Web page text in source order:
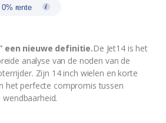
, 0% rente
een nieuwe definitie.De Jet14 is het
analyse van de noden van de
Zijn 14 inch wielen en korte
het perfecte compromis tussen